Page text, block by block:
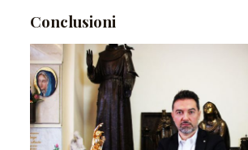
Conclusioni